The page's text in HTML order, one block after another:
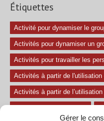
Gérer le
Étiquettes
Activité pour dynamiser le
Activités pour dynamiser un
Activités pour travailler les
Activités à partir de l'utilisation
Activités à partir de l’utilisation